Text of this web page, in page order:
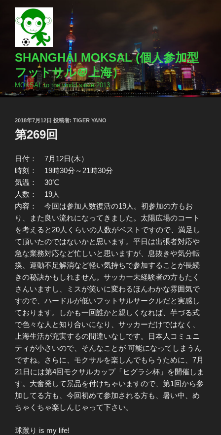
ッ
SHANGHAI MOKSAL (個人参加型
フットサル＠上海）
MOKSAL to the world since 2013
投
稿
日:
2018年7月12日 投稿者: TIGER YANO
第269回
日付： 7月12日(木）
時刻： 19時30分～21時30分
気温： 30℃
人数： 19人
内容： 今回は参加人数復活の19人。初参加の方もお
り、また良い流れになってきました。太陽広場のコート
を考えると20人くらいの人数がベストですので、満足し
て頂いたのではないかと思います。平日は出張者対応や
急な業務対応など忙しいと思いますが、息抜きや気分転
換、運動不足解消など軽い気持ちで参加することが長続
きの秘訣かもしれません。サッカー未経験者の方もたく
さんいますし、ミスが笑いに変わるほんわかな雰囲気で
すので、ハードルが低いフットサルサークルだと実感し
ております。しかも一回誰かと親しくなれば、芋づる式
で色々な人と知り合いになり、サッカーだけではなく、
上海生活が充実するの間違いなしです。日本人コミュニ
ティが小さいので、そんなことが 可能になってしまうん
ですね。さらに、モクサルを楽しんでもらうために、7月
21日には第4回モクサルカップ「ヒグラシ杯」を開催しま
す。大奮発して景品を付けちゃいますので、第1回から参
加してる方も、今回初めて参加される方も、暑い中、め
ちゃくちゃ楽しんじゃって下さい。
球蹴り is my life!